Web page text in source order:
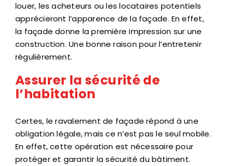
louer, les acheteurs ou les locataires potentiels
apprécieront l’apparence de la façade. En effet,
la façade donne la première impression sur une
construction. Une bonne raison pour l’entretenir
régulièrement.
Assurer la sécurité de
l’habitation
Certes, le ravalement de façade répond à une
obligation légale, mais ce n’est pas le seul mobile.
En effet, cette opération est nécessaire pour
protéger et garantir la sécurité du bâtiment.